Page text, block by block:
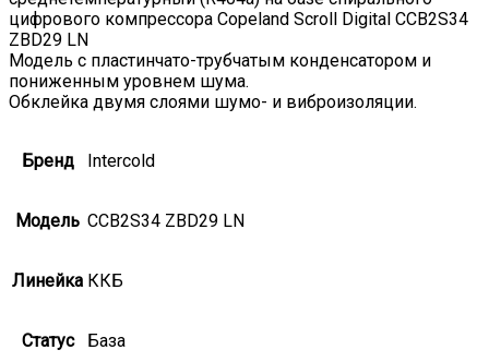
цифрового компрессора Copeland Scroll Digital CCB2S34
ZBD29 LN
Модель с пластинчато-трубчатым конденсатором и
пониженным уровнем шума.
Обклейка двумя слоями шумо- и виброизоляции.
Бренд Intercold
Модель CCB2S34 ZBD29 LN
Линейка ККБ
Статус База